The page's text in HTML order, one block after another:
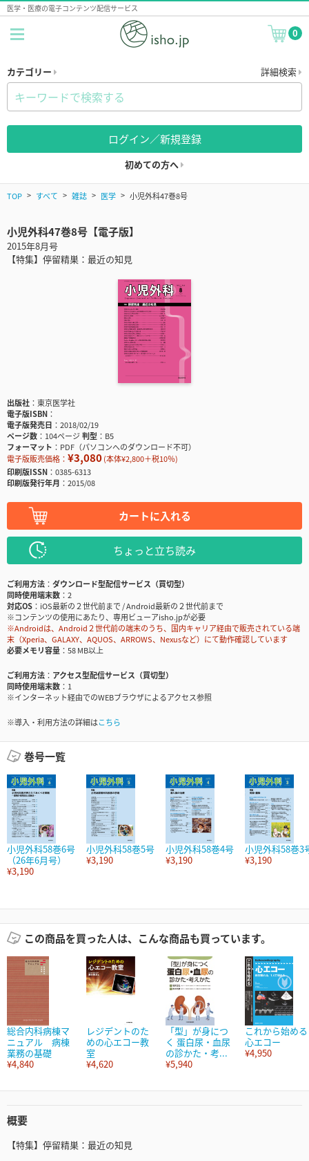
医学・医療の電子コンテンツ配信サービス
0
カテゴリー 詳細検索
ログイン／新規登録
初めての方へ
TOP すべて 雑誌 医学 小児外科47巻8号
小児外科47巻8号【電子版】
2015年8月号
【特集】停留精巣：最近の知見
出版社
東京医学社
電子版ISBN
電子版発売日
2018/02/19
ページ数
104ページ判型
B5
フォーマット
PDF（パソコンへのダウンロード不可）
電子版販売価格： ¥3,080(本体¥2,800＋税10％)
印刷版ISSN
0385-6313
印刷版発行年月
2015/08
カートに入れる
ちょっと立ち読み
ご利用方法
ダウンロード型配信サービス（買切型）
同時使用端末数
2
対応OS
iOS最新の２世代前まで / Android最新の２世代前まで
※コンテンツの使用にあたり、専用ビューアisho.jpが必要
※Androidは、Android２世代前の端末のうち、国内キャリア経由で販売されている端
末（Xperia、GALAXY、AQUOS、ARROWS、Nexusなど）にて動作確認しています
必要メモリ容量
58 MB以上
ご利用方法
アクセス型配信サービス（買切型）
同時使用端末数
1
※インターネット経由でのWEBブラウザによるアクセス参照
※導入・利用方法の詳細はこちら
巻号一覧
小児外科58巻6号
（26年6月号）
¥3,190
小児外科58巻5号
¥3,190
小児外科58巻4号
¥3,190
小児外科58巻3
¥3,190
この商品を買った人は、こんな商品も買っています。
総合内科病棟マ
ニュアル 病棟
業務の基礎
¥4,840
レジデントのた
めの心エコー教
室
¥4,620
「型」が身につ
く 蛋白尿・血尿
の診かた・考...
¥5,940
これから始める
心エコー
¥4,950
概要
【特集】停留精巣：最近の知見